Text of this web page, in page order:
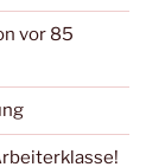
vor 85